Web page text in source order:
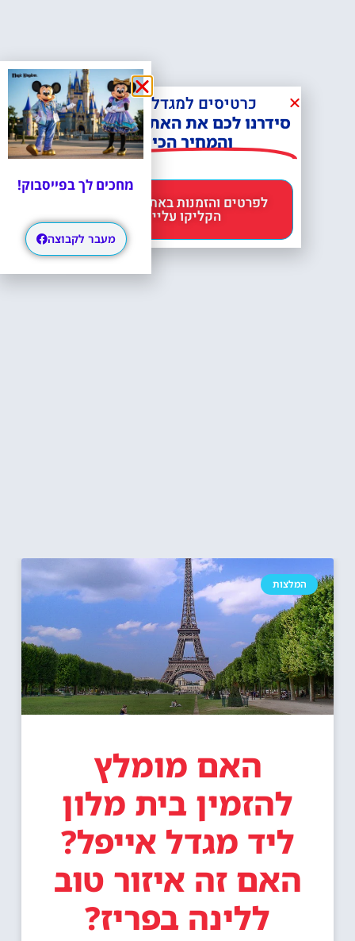
המלצות
האם מומלץ
להזמין בית מלון
ליד מגדל אייפל?
האם זה איזור טוב
ללינה בפריז?
כרטיסים למגדל אייפל?
סידרנו לכם את האתר הכי אמין -
והמחיר הכי זול!
הקליקו עליי 😊
מחכים לך בפייסבוק!
מעבר לקבוצה